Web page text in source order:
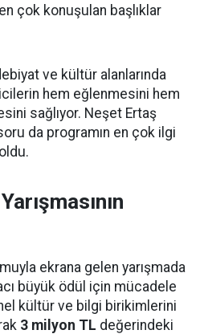
çok konuşulan başlıklar
ve kültür alanlarında
hem eğlenmesini hem
sağlıyor. Neşet Ertaş
da programın en çok ilgi
ekrana gelen yarışmada
büyük ödül için mücadele
kültür ve bilgi birikimlerini
3 milyon TL değerindeki